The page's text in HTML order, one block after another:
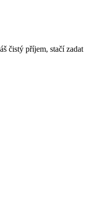
čistý příjem, stačí zadat